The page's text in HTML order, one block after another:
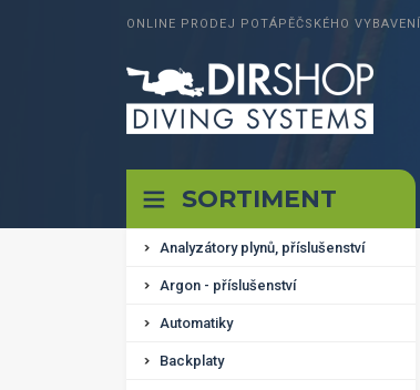
ONLINE PRODEJ POTÁPĚČSKÉHO VYBAVENÍ
SORTIMENT
Analyzátory plynů, příslušenství
Argon - příslušenství
Automatiky
Backplaty